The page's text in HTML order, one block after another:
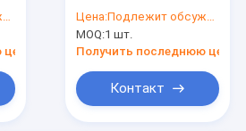
дальность
передачи видео
Цена:Подлежит обсуждению
MOQ:1 шт.
Получить последнюю цену
Контакт